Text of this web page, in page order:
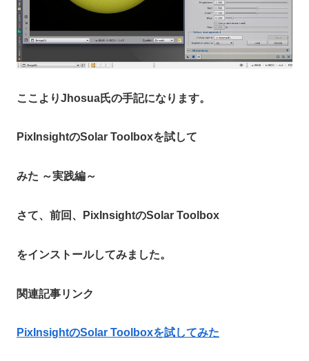
ここよりJhosua氏の手記になります。
PixInsightのSolar Toolboxを試して
みた ～実践編～
さて、前回、PixInsightのSolar Toolbox
をインストールしてみました。
関連記事リンク
PixInsightのSolar Toolboxを試してみた